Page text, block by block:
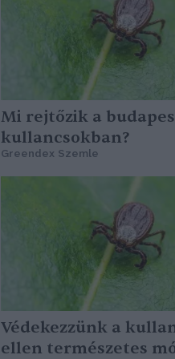
Mi rejtőzik a
kullancsokban?
Greendex Szemle
Védekezzünk a
ellen természetes